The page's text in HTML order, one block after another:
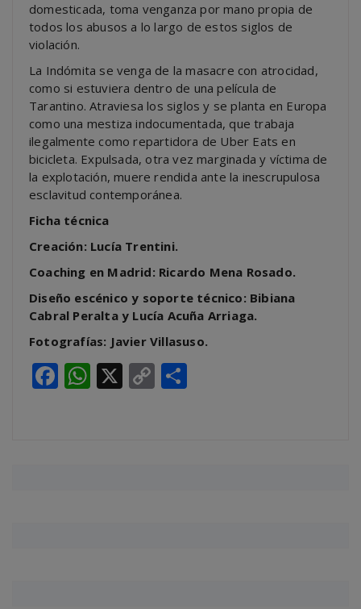
domesticada, toma venganza por mano propia de
todos los abusos a lo largo de estos siglos de
violación.
La Indómita se venga de la masacre con atrocidad,
como si estuviera dentro de una película de
Tarantino. Atraviesa los siglos y se planta en Europa
como una mestiza indocumentada, que trabaja
ilegalmente como repartidora de Uber Eats en
bicicleta. Expulsada, otra vez marginada y víctima de
la explotación, muere rendida ante la inescrupulosa
esclavitud contemporánea.
Ficha técnica
Creación: Lucía Trentini.
Coaching en Madrid: Ricardo Mena Rosado.
Diseño escénico y soporte técnico: Bibiana
Cabral Peralta y Lucía Acuña Arriaga.
Fotografías: Javier Villasuso.
Facebook
WhatsApp
X Copy